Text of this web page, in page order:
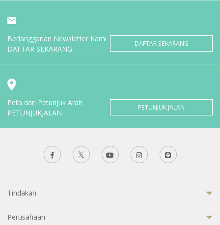
Berlangganan Newsletter Kami
DAFTAR SEKARANG
DAFTAR SEKARANG
Peta dan Petunjuk Arah
PETUNJUKJALAN
PETUNJUK JALAN
Tindakan
Perusahaan